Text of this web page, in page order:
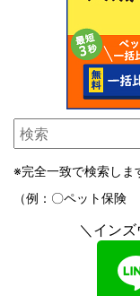
※完全一致で検索しま
（例：〇ペット保険
＼イン